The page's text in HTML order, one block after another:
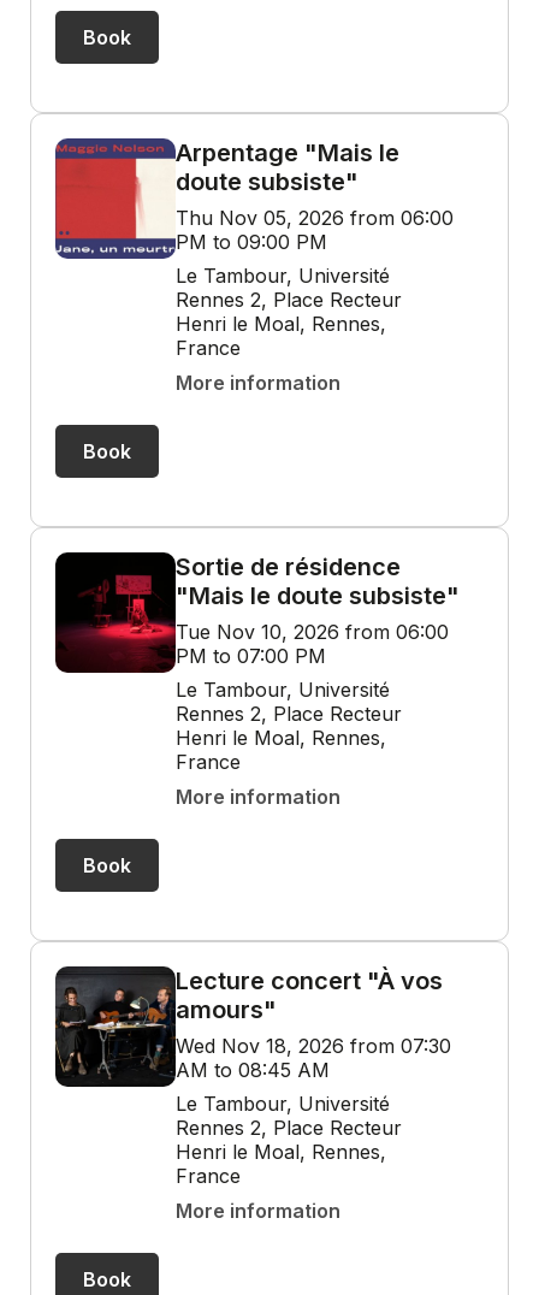
Book
Arpentage "Mais le
doute subsiste"
Thu Nov 05, 2026 from 06:00
PM to 09:00 PM
Le Tambour, Université
Rennes 2, Place Recteur
Henri le Moal, Rennes,
France
More information
Book
Sortie de résidence
"Mais le doute subsiste"
Tue Nov 10, 2026 from 06:00
PM to 07:00 PM
Le Tambour, Université
Rennes 2, Place Recteur
Henri le Moal, Rennes,
France
More information
Book
Lecture concert "À vos
amours"
Wed Nov 18, 2026 from 07:30
AM to 08:45 AM
Le Tambour, Université
Rennes 2, Place Recteur
Henri le Moal, Rennes,
France
More information
Book